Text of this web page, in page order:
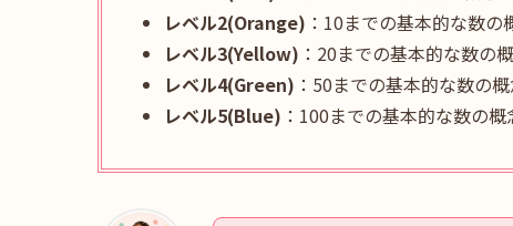
レベル2(Orange) ：10までの基本的な数
レベル3(Yellow) ：20までの基本的な数の
レベル4(Green) ：50までの基本的な数の
レベル5(Blue) ：100までの基本的な数の